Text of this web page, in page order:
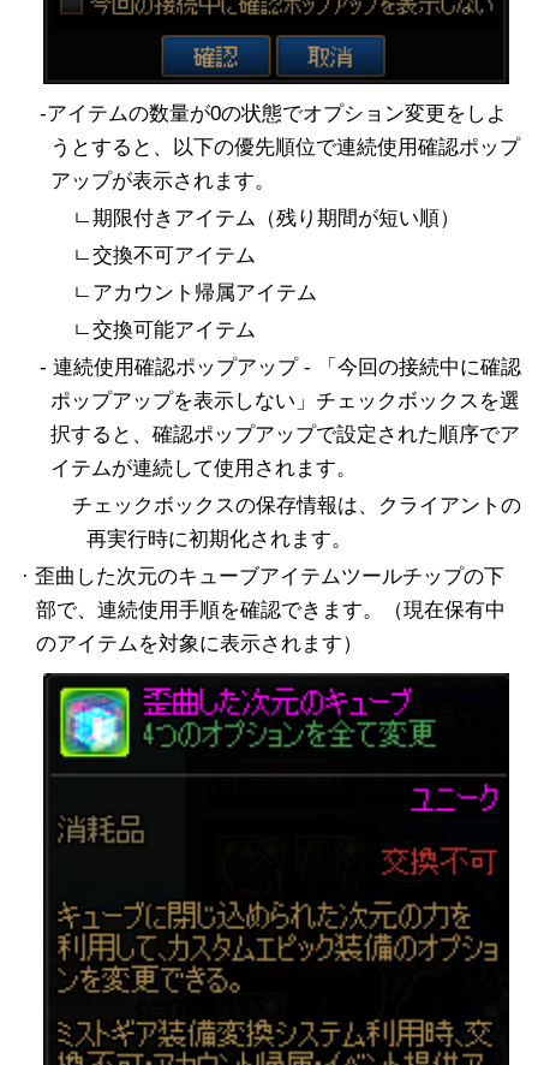
-アイテムの数量が0の状態でオプション変更をしよ
うとすると、以下の優先順位で連続使用確認ポップ
アップが表示されます。
ㄴ期限付きアイテム（残り期間が短い順）
ㄴ交換不可アイテム
ㄴアカウント帰属アイテム
ㄴ交換可能アイテム
- 連続使用確認ポップアップ - 「今回の接続中に確認
ポップアップを表示しない」チェックボックスを選
択すると、確認ポップアップで設定された順序でア
イテムが連続して使用されます。
チェックボックスの保存情報は、クライアントの
再実行時に初期化されます。
· 歪曲した次元のキューブアイテムツールチップの下
部で、連続使用手順を確認できます。（現在保有中
のアイテムを対象に表示されます）